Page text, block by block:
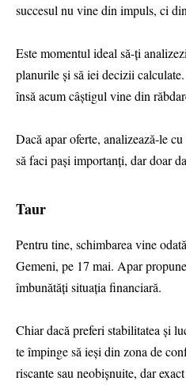
succesul nu vine din impuls, ci
Este momentul ideal să-ți
planurile și să iei decizii
însă acum câștigul vine din
Dacă apar oferte, analizează-le
să faci pași importanți, dar doar
Taur
Pentru tine, schimbarea vine
Gemeni, pe 17 mai. Apar
îmbunătăți situația financiară.
Chiar dacă preferi stabilitatea și
te împinge să ieși din zona de
riscante sau neobișnuite, dar